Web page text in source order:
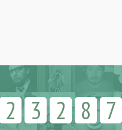
2 3 2 8 7